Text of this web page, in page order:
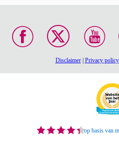
Disclaimer| Privacy policy
op basis van